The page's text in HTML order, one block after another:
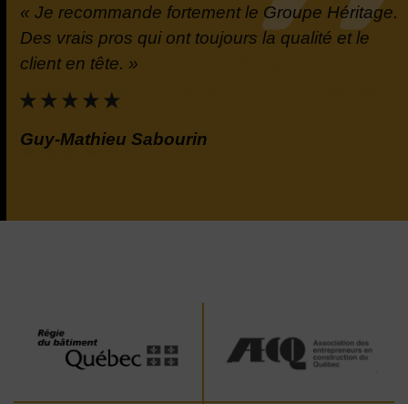
« Je recommande fortement le Groupe Héritage.
Des vrais pros qui ont toujours la qualité et le
client en tête. »
Guy-Mathieu Sabourin